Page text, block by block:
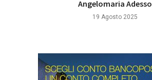
Angelomaria Adesso
19 Agosto 2025